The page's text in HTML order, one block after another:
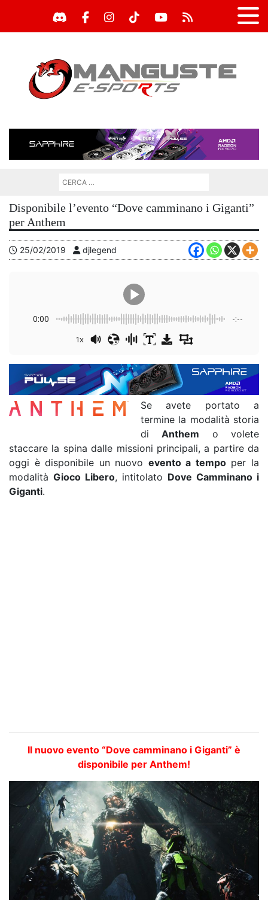
Disponibile l’evento “Dove camminano i Giganti”
per Anthem
25/02/2019 djlegend
0:00 -:--
1x
Se avete portato a
termine la modalità storia
diAnthem o volete
staccare la spina dalle missioni principali, a partire da
oggi è disponibile un nuovo evento a tempoper la
modalità Gioco Libero, intitolato Dove Camminano i
Giganti.
Il nuovo evento “Dove camminano i Giganti” è
disponibile per Anthem!